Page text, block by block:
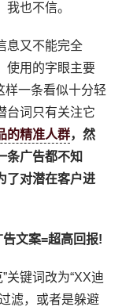
也不信。
息又不能完全
使用的字眼主要
样一条看似十分轻
台词只有关注它
的精准人群，然
条广告都不知
了对潜在客户进
文案=超高回报!
关键词改为“XX迪
滤，或者是躲避